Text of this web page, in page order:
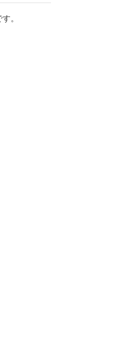
。